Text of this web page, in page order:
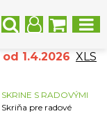
1.4.2026 XLS
SKRINE S RADOVÝMI
Skriňa pre radové